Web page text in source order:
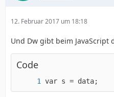
12. Februar 2017 um 18:18
Und Dw gibt beim JavaScript
Code
var s = data;